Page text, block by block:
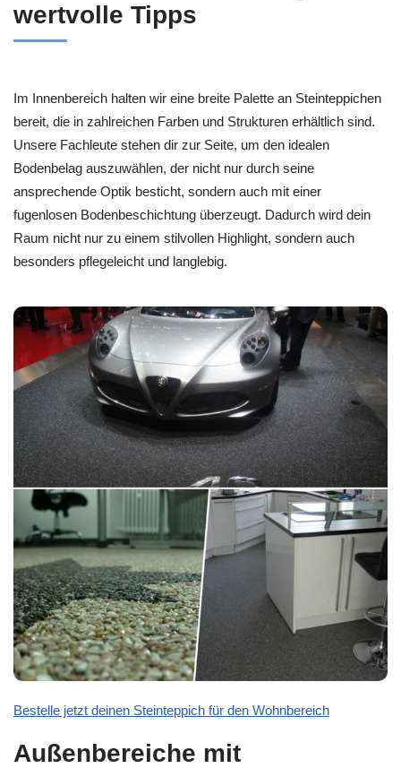
wertvolle Tipps
Im Innenbereich halten wir eine breite Palette an Steinteppichen
bereit, die in zahlreichen Farben und Strukturen erhältlich sind.
Unsere Fachleute stehen dir zur Seite, um den idealen
Bodenbelag auszuwählen, der nicht nur durch seine
ansprechende Optik besticht, sondern auch mit einer
fugenlosen Bodenbeschichtung überzeugt. Dadurch wird dein
Raum nicht nur zu einem stilvollen Highlight, sondern auch
besonders pflegeleicht und langlebig.
Bestelle jetzt deinen Steinteppich für den Wohnbereich
Außenbereiche mit